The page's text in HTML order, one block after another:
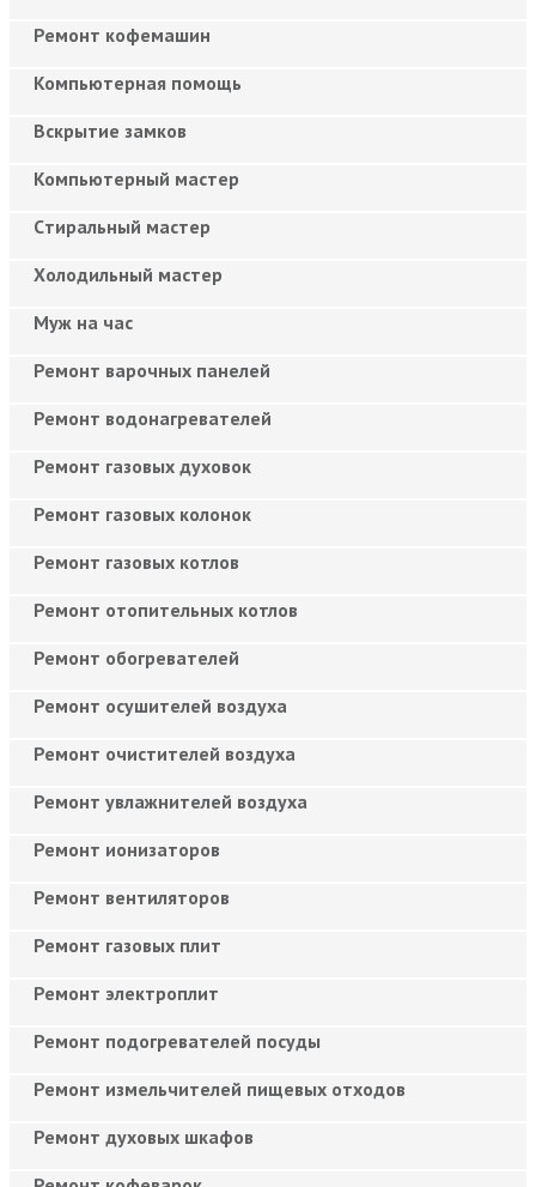
Ремонт кофемашин
Компьютерная помощь
Вскрытие замков
Компьютерный мастер
Cтиральный мастер
Холодильный мастер
Муж на час
Ремонт варочных панелей
Ремонт водонагревателей
Ремонт газовых духовок
Ремонт газовых колонок
Ремонт газовых котлов
Ремонт отопительных котлов
Ремонт обогревателей
Ремонт осушителей воздуха
Ремонт очистителей воздуха
Ремонт увлажнителей воздуха
Ремонт ионизаторов
Ремонт вентиляторов
Ремонт газовых плит
Ремонт электроплит
Ремонт подогревателей посуды
Ремонт измельчителей пищевых отходов
Ремонт духовых шкафов